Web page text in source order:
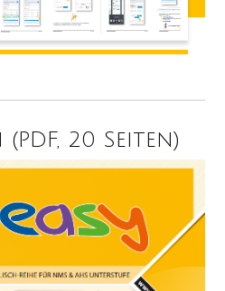
20 Seiten)